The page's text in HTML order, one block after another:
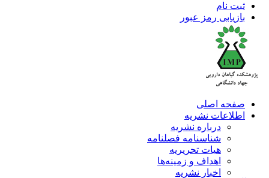
ثبت نام
بازیابی رمز عبور
صفحه اصلی
اطلاعات نشریه
درباره نشریه
شناسنامه فصلنامه
هیات تحریریه
اهداف و زمینه‌ها
اخبار نشریه